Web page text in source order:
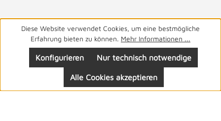
Haben Sie Fragen? Wir helfen Ihnen gerne. 05141 9940
von 8-19 Uhr
Diese Website verwendet Cookies, um eine bestmögliche
Erfahrung bieten zu können. Mehr Informationen ...
Nur technisch notwendige
Konfigurieren
Alle Cookies akzeptieren